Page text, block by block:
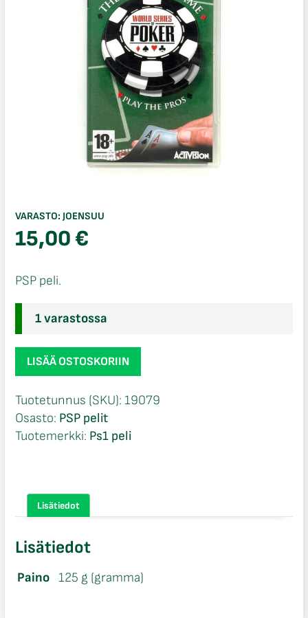
VARASTO: JOENSUU
15,00€
PSP peli.
1 varastossa
World
Series
Poker
CIB
PSP
LISÄÄ OSTOSKORIIN
Tuotetunnus (SKU): 19079
Osasto: PSP pelit
Tuotemerkki: Ps1 peli
Lisätiedot
Lisätiedot
Paino 125 g (gramma)